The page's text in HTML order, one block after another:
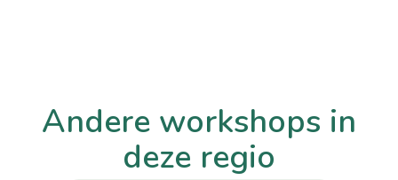
andere workshops in
deze regio